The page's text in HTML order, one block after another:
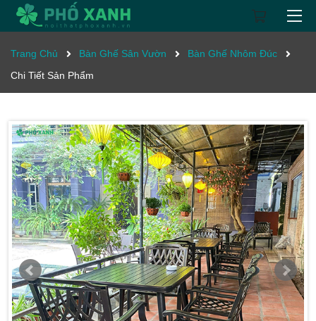
Trang Chủ Bàn Ghế Sân Vườn
Bàn Ghế Nhôm Đúc
Chi Tiết Sản Phẩm